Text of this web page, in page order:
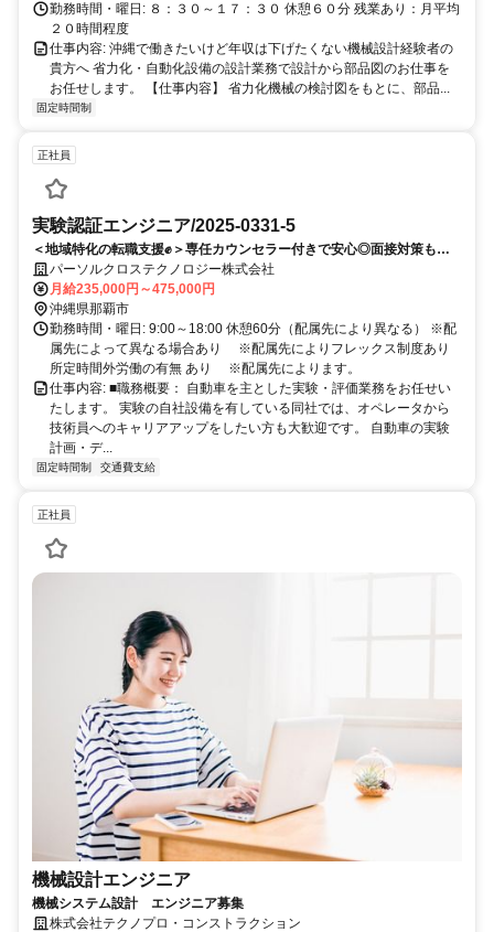
勤務時間・曜日: ８：３０～１７：３０ 休憩６０分 残業あり：月平均
２０時間程度
仕事内容: 沖縄で働きたいけど年収は下げたくない機械設計経験者の
貴方へ 省力化・自動化設備の設計業務で設計から部品図のお仕事を
お任せします。 【仕事内容】 省力化機械の検討図をもとに、部品...
固定時間制
正社員
実験認証エンジニア/2025-0331-5
＜地域特化の転職支援✊️＞専任カウンセラー付きで安心◎面接対策も丁
寧サポート！転職成功実績多数！
パーソルクロステクノロジー株式会社
月給235,000円～475,000円
沖縄県那覇市
勤務時間・曜日: 9:00～18:00 休憩60分（配属先により異なる） ※配
属先によって異なる場合あり ※配属先によりフレックス制度あり
所定時間外労働の有無 あり ※配属先によります。
仕事内容: ■職務概要： 自動車を主とした実験・評価業務をお任せい
たします。 実験の自社設備を有している同社では、オペレータから
技術員へのキャリアアップをしたい方も大歓迎です。 自動車の実験
計画・デ...
固定時間制 交通費支給
正社員
機械設計エンジニア
機械システム設計 エンジニア募集
株式会社テクノプロ・コンストラクション